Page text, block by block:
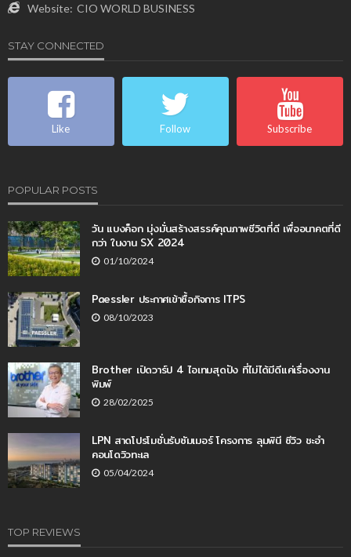
Website: CIO WORLD BUSINESS
STAY CONNECTED
Like Follow Subscribe
POPULAR POSTS
วัน แบงค็อก มุ่งมั่นสร้างสรรค์คุณภาพชีวิตที่ดี เพื่ออนาคตที่ดี
กว่า ในงาน SX 2024
01/10/2024
Paessler ประกาศเข้าซื้อกิจการ ITPS
08/10/2023
Brother เปิดวาร์ป 4 ไอเทมสุดปัง ที่ไม่ได้มีดีแค่เรื่องงาน
พิมพ์
28/02/2025
LPN สาดโปรโมชั่นรับซัมเมอร์ โครงการ ลุมพินี ซีวิว ชะอำ
คอนโดวิวทะเล
05/04/2024
TOP REVIEWS